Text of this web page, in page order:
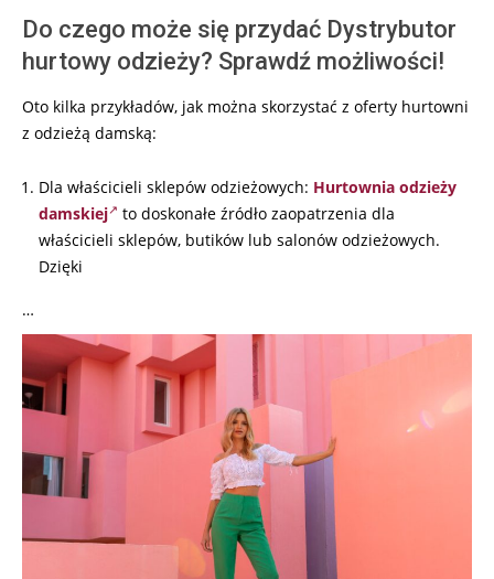
Do czego może się przydać Dystrybutor
hurtowy odzieży? Sprawdź możliwości!
Oto kilka przykładów, jak można skorzystać z oferty hurtowni
z odzieżą damską:
Dla właścicieli sklepów odzieżowych: Hurtownia odzieży
damskiej
to doskonałe źródło zaopatrzenia dla
właścicieli sklepów, butików lub salonów odzieżowych.
Dzięki
…